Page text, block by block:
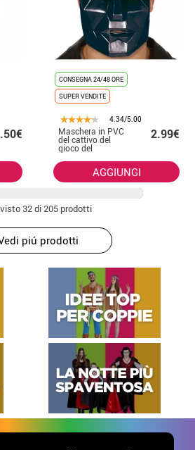
CONSEGNA 24/48 ORE
SUPER VENDITE
4.34/5.00
Maschera in PVC
del cattivo del
gioco del
calamaro
2.99€
AGGIUNGI
32di 205 prodotti
piú prodotti